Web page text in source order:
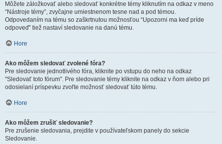
Môžete záložkovať alebo sledovať konkrétne témy kliknutím na odkaz v meno
“Nástroje témy”, zvyčajne umiestnenom tesne nad a pod témou.
Odpovedaním na tému so zaškrtnutou možnosťou “Upozorni ma keď príde
odpoveď” tiež nastaví sledovanie na danú tému.
Hore
Ako môžem sledovať zvolené fóra?
Pre sledovanie jednotlivého fóra, kliknite po vstupu do neho na odkaz
"Sledovať toto fórum". Pre sledovanie témy kliknite na odkaz v ňom alebo pri
odosielaní príspevku zvoľte možnosť sledovať túto tému.
Hore
Ako môžem zrušiť sledovanie?
Pre zrušenie sledovania, prejdite v používateľskom panely do sekcie
Sledovanie.